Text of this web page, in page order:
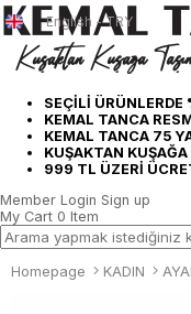
SEÇİLİ
KEMAL TANCA
KEMAL TANCA 75
KUŞAKTAN
999 TL ÜZERİ
English - TRY
Member Login Sign up
My Cart 0 Item
Homepage KADIN